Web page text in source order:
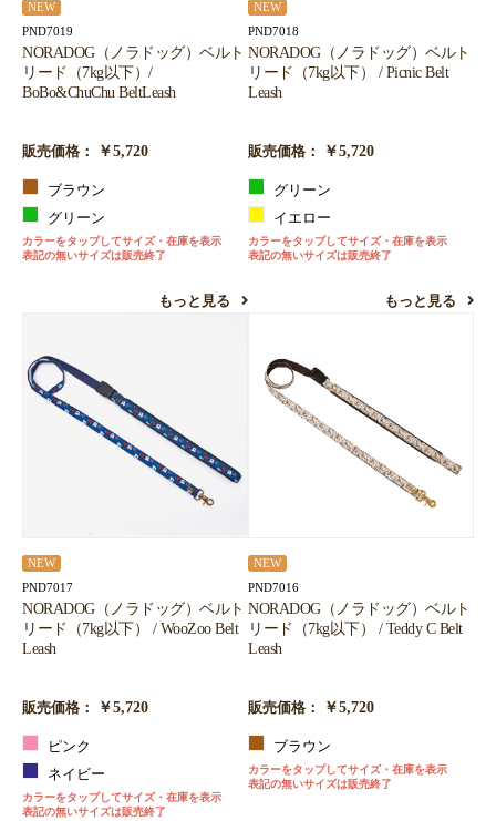
NEW
PND7019
NORADOG（ノラドッグ）ベルト
リード（7kg以下）/
BoBo&ChuChu BeltLeash
販売価格： ￥5,720
ブラウン
グリーン
カラーをタップしてサイズ・在庫を表示
表記の無いサイズは販売終了
もっと見る
NEW
PND7018
NORADOG（ノラドッグ）ベルト
リード（7kg以下） / Picnic Belt
Leash
販売価格： ￥5,720
グリーン
イエロー
カラーをタップしてサイズ・在庫を表示
表記の無いサイズは販売終了
もっと見る
NEW
PND7017
NORADOG（ノラドッグ）ベルト
リード（7kg以下） / WooZoo Belt
Leash
販売価格： ￥5,720
ピンク
ネイビー
カラーをタップしてサイズ・在庫を表示
表記の無いサイズは販売終了
NEW
PND7016
NORADOG（ノラドッグ）ベルト
リード（7kg以下） / Teddy C Belt
Leash
販売価格： ￥5,720
ブラウン
カラーをタップしてサイズ・在庫を表示
表記の無いサイズは販売終了